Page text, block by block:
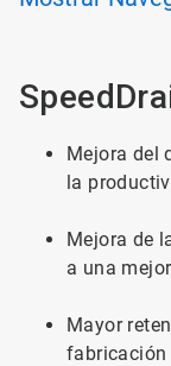
Mejora del
la
Mejora de
a una
Mayor
fabricación